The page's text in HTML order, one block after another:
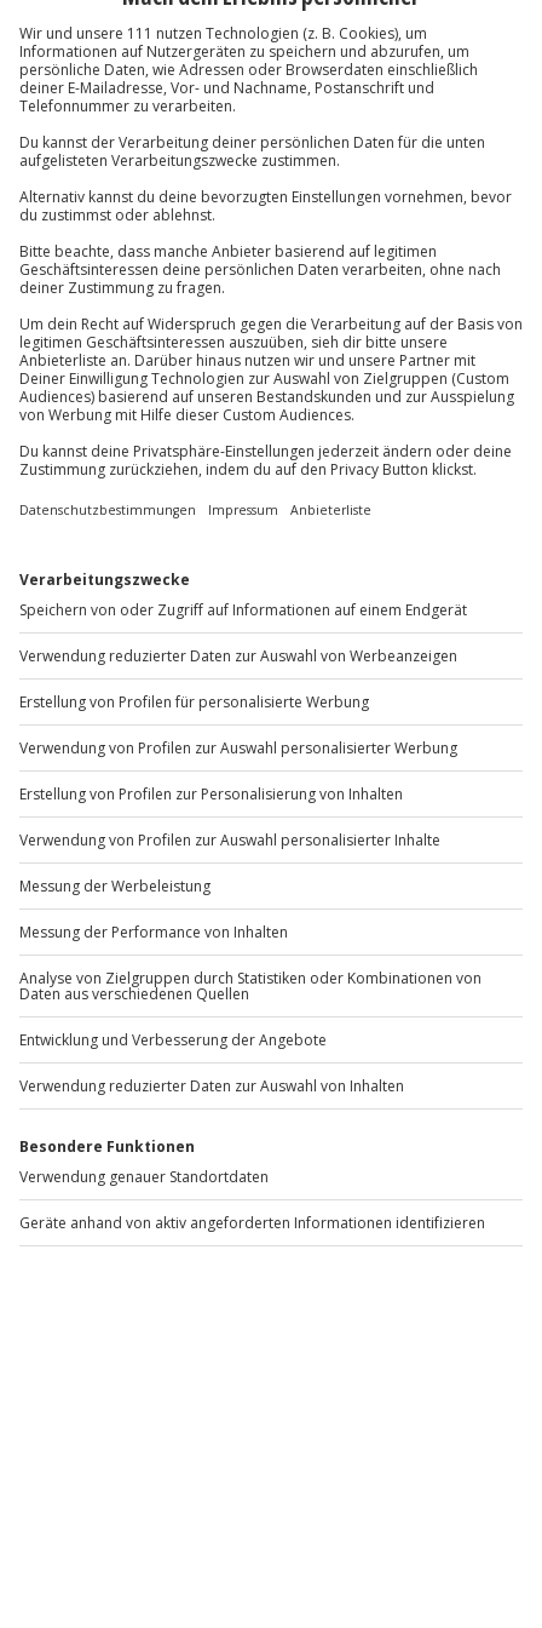
Wie zufrieden bist du mit diesen
Suchergebnissen?
Können wir etwas besser machen?
Gibt es zum Beispiel Filter oder etwas anderes, das du
vermisst?
Bitte gib hier dein Feedback ein.
Nachricht senden
Weitere Informationen dazu, wie wir deine Daten verwenden
und verarbeiten, findest du in unserer
Reiseerlebnisse entdecken
Neue Städte entdecken
Klein aber Fein Übernachten
Einzigartige Unterkünfte